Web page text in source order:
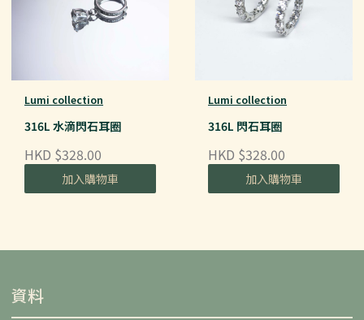
Lumi collection
316L 水滴閃石耳圈
HKD $328.00
加入購物車
Lumi collection
316L 閃石耳圈
HKD $328.00
加入購物車
資料